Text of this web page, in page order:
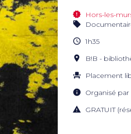
Hors-les-
1h35
B!B -
Placement
Organisé
GRATUIT